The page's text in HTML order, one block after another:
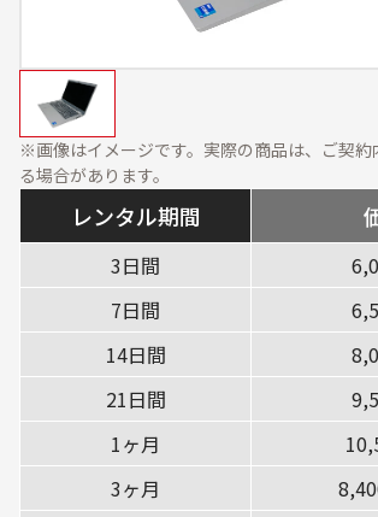
プロジェクター
展示会・オフィス什器 周辺機器
ソフトウェア・オプショ
サービス・ソリューション
標準サービス 安心補償
キッティング データ消
設定・設置／オンサイト
ご利用ガイド
かんたん見積もり
レンタル期間
3日間
7日間
14日間
21日間
1ヶ月
3ヶ月
※画像はイメージです。実際の商品は、ご契約
る場合があります。